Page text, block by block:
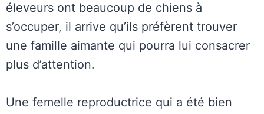
éleveurs ont beaucoup de chiens à
s’occuper, il arrive qu’ils préfèrent trouver
une famille aimante qui pourra lui consacrer
plus d’attention.
Une femelle reproductrice qui a été bien